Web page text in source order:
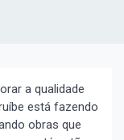
a qualidade
está fazendo
obras que